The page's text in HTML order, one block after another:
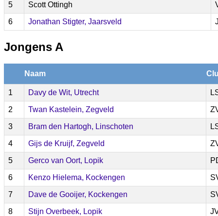
5 Scott Ottingh
6 Jonathan Stigter, Jaarsveld
Jongens A
Naam
1 Davy de Wit, Utrecht
2 Twan Kastelein, Zegveld
3 Bram den Hartogh, Linschoten
4 Gijs de Kruijf, Zegveld
5 Gerco van Oort, Lopik
6 Kenzo Hielema, Kockengen
7 Dave de Gooijer, Kockengen
8 Stijn Overbeek, Lopik